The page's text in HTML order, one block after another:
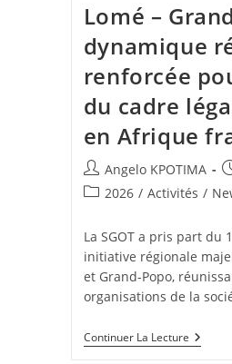
Lomé –
dynamique
renforcée
du cadre
en Afrique
Angelo KPOTIMA
2026 / Activités /
La SGOT a pris part du
initiative régionale
et Grand-Popo,
organisations de la
Continuer La Lecture